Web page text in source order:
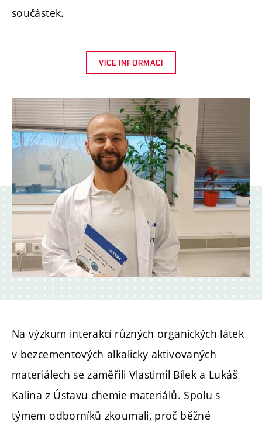
součástek.
VÍCE INFORMACÍ
Na výzkum interakcí různých organických látek
v bezcementových alkalicky aktivovaných
materiálech se zaměřili Vlastimil Bílek a Lukáš
Kalina z Ústavu chemie materiálů. Spolu s
týmem odborníků zkoumali, proč běžné